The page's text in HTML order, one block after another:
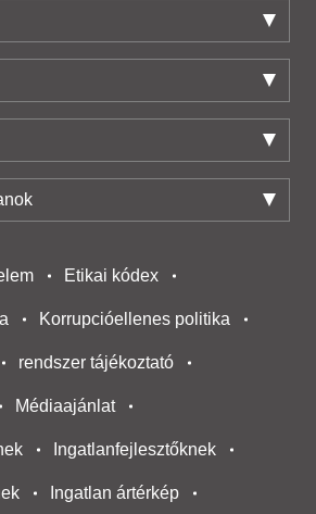
Etikai kódex
Korrupcióellenes politika
rendszer tájékoztató
Médiaajánlat
Ingatlanfejlesztőknek
Ingatlan ártérkép